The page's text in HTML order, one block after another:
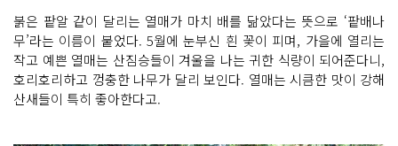
붉은 팥알 같이 달리는 열매가 마치 배를 닮았다는 뜻으로 ‘팥배나
무’라는 이름이 붙었다. 5월에 눈부신 흰 꽃이 피며, 가을에 열리는
작고 예쁜 열매는 산짐승들이 겨울을 나는 귀한 식량이 되어준다니,
호리호리하고 껑충한 나무가 달리 보인다. 열매는 시큼한 맛이 강해
산새들이 특히 좋아한다고.